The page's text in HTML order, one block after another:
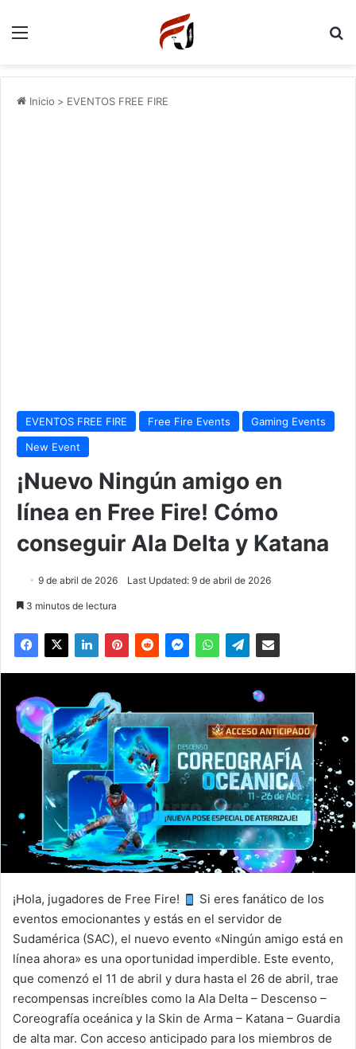
Menu
Inicio > EVENTOS FREE FIRE
EVENTOS FREE FIRE Free Fire Events
Gaming Events
New Event
¡Nuevo Ningún amigo en
línea en Free Fire! Cómo
conseguir Ala Delta y Katana
9 de abril de 2026 Last Updated: 9 de abril de 2026
3 minutos de lectura
¡Hola, jugadores de Free Fire!
Si eres fanático de los
eventos emocionantes y estás en el servidor de
Sudamérica (SAC), el nuevo evento «Ningún amigo está en
línea ahora» es una oportunidad imperdible. Este evento,
que comenzó el 11 de abril y dura hasta el 26 de abril, trae
recompensas increíbles como la Ala Delta – Descenso –
Coreografía oceánica y la Skin de Arma – Katana – Guardia
de alta mar. Con acceso anticipado para los miembros de